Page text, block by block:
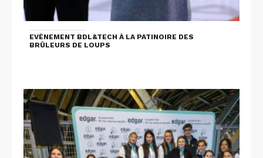
EVÈNEMENT BDL&TECH À LA PATINOIRE DES
BRÛLEURS DE LOUPS